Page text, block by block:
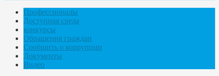
Профессионалы
Доступная среда
конкурсы
Обращения граждан
Сообщить о коррупции
Документы
Видео